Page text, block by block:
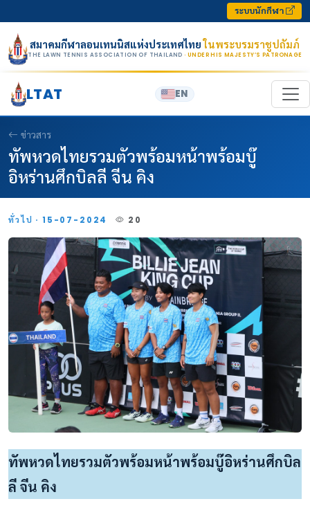
ระบบนักกีฬา
สมาคมกีฬาลอนเทนนิสแห่งประเทศไทยในพระบรมราชูปถัมภ์
THE LAWN TENNIS ASSOCIATION OF THAILAND · UNDER HIS MAJESTY’S PATRONAGE
LTAT EN
ข่าวสาร
ทัพหวดไทยรวมตัวพร้อมหน้าพร้อมบู๊
อิหร่านศึกบิลลี จีน คิง
ทั่วไป · 15-07-2024 20
ทัพหวดไทยรวมตัวพร้อมหน้าพร้อมบู๊อิหร่านศึกบิล
ลี จีน คิง